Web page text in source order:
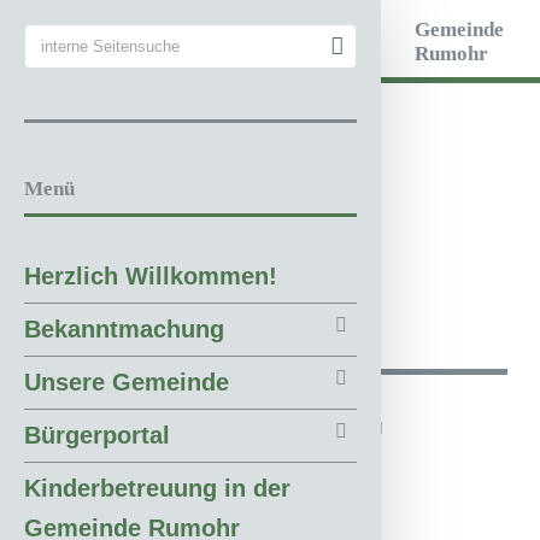
Gemeinde
Rumohr
Screenshot 2024 06 04 164918
(c) 2018 Gemeinde Rumohr.
Umsetzung: IDE Stampe GmbH
Menü
Herzlich Willkommen!
Bekanntmachung
Unsere Gemeinde
Bürgerportal
Kinderbetreuung in der
Gemeinde Rumohr